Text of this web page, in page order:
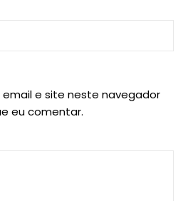
e site neste navegador
eu comentar.